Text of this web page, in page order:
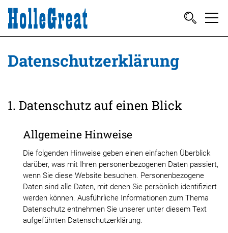
Datenschutzerklärung
1. Datenschutz auf einen Blick
Allgemeine Hinweise
Die folgenden Hinweise geben einen einfachen Überblick
darüber, was mit Ihren personenbezogenen Daten passiert,
wenn Sie diese Website besuchen. Personenbezogene
Daten sind alle Daten, mit denen Sie persönlich identifiziert
werden können. Ausführliche Informationen zum Thema
Datenschutz entnehmen Sie unserer unter diesem Text
aufgeführten Datenschutzerklärung.